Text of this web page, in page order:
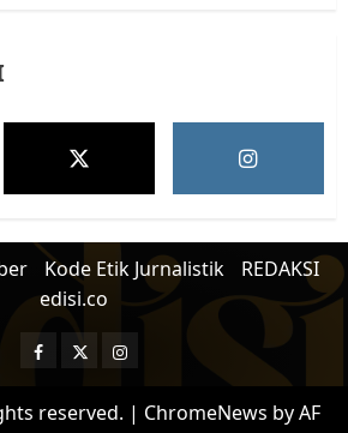
Kode Etik Jurnalistik
REDAKSI
edisi.co
Facebook
TwitterInstagram
reserved. | ChromeNews by AF